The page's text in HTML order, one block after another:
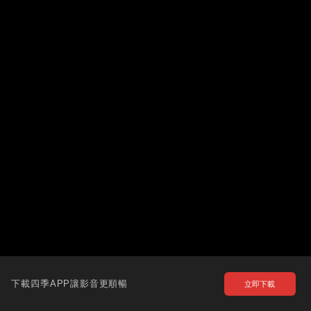
下載四季APP讓影音更順暢 立即下載